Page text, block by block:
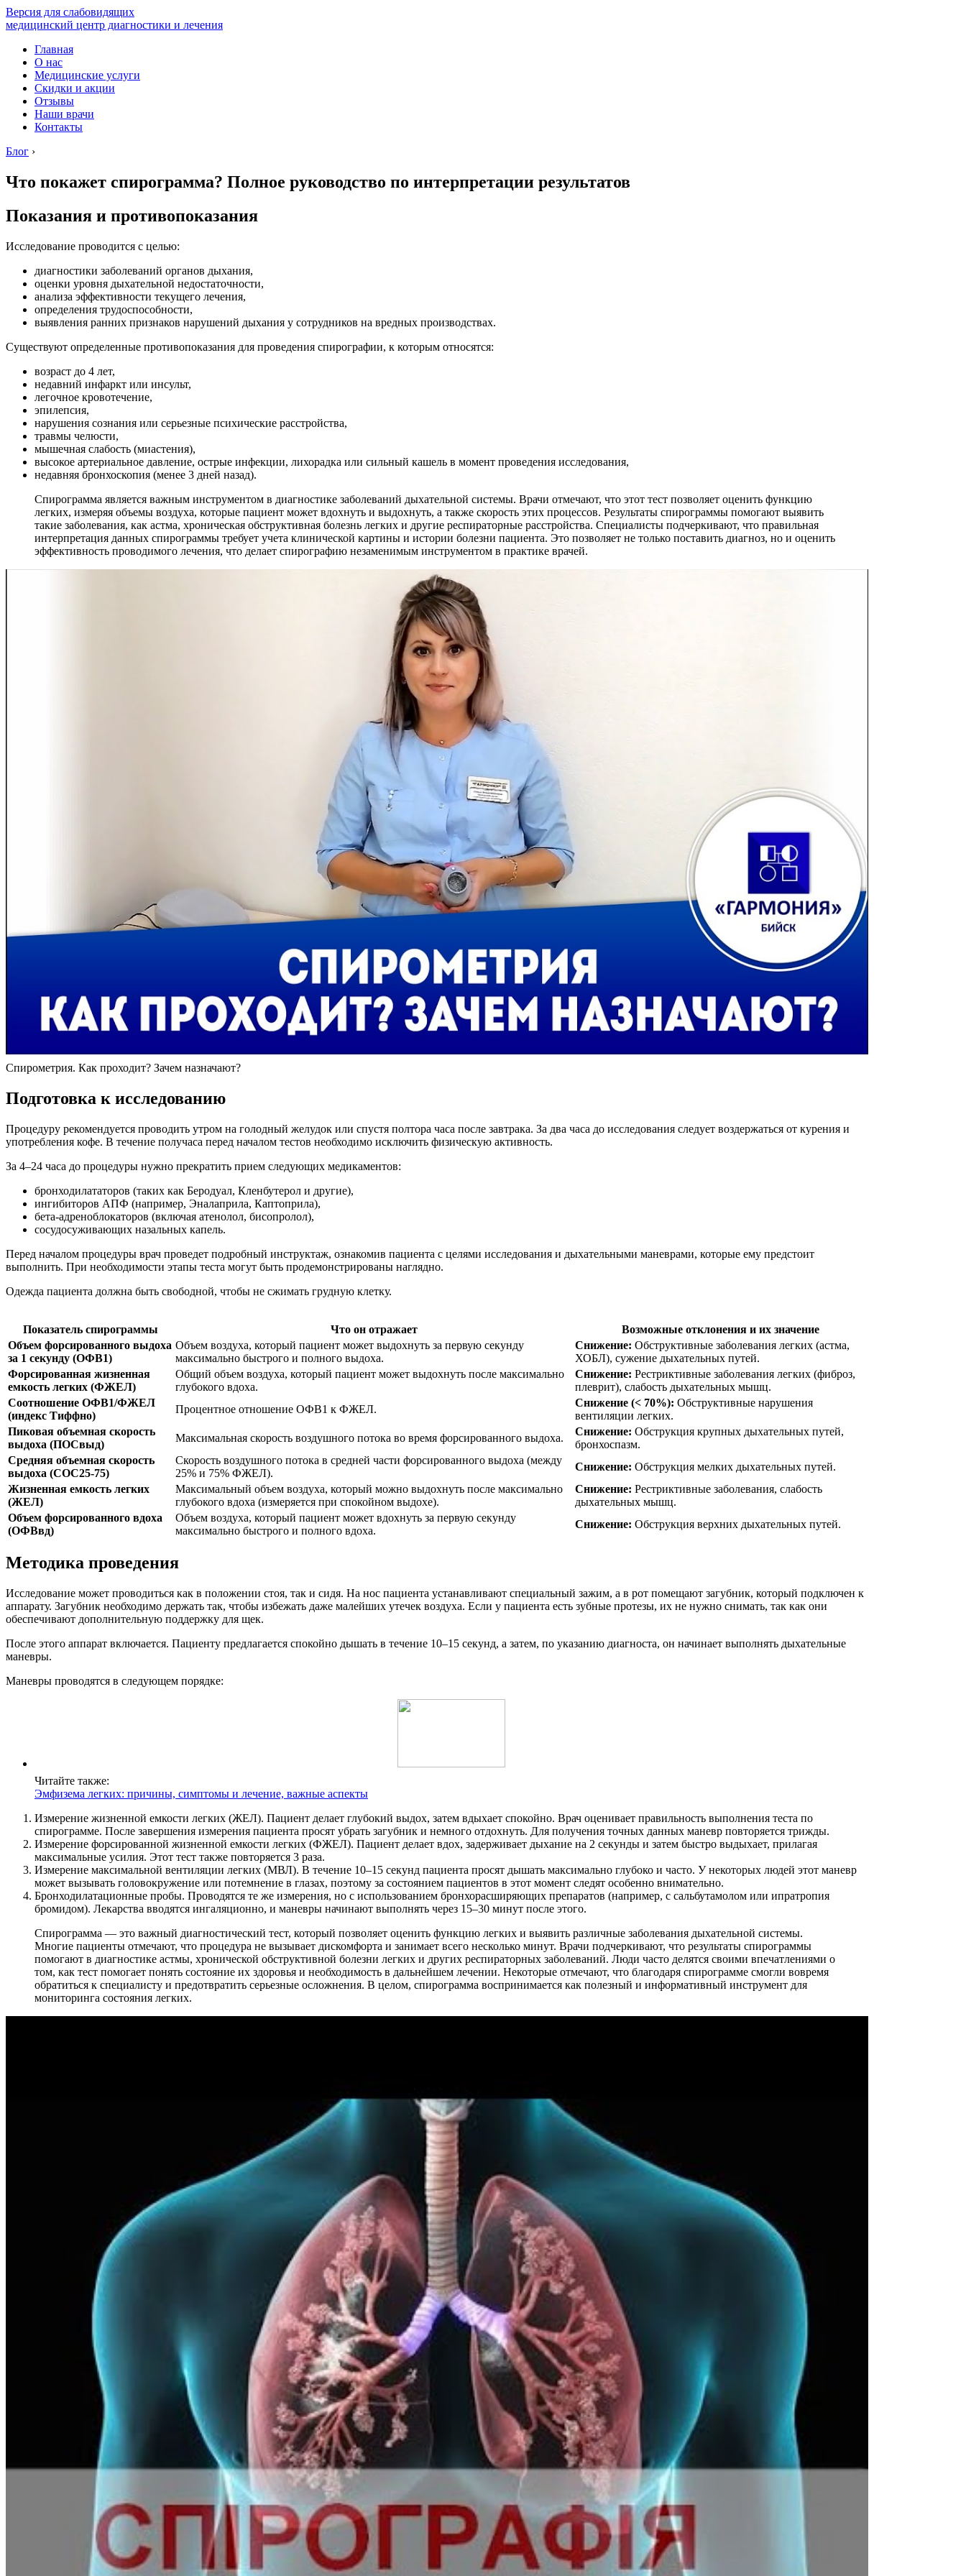
Версия для слабовидящих
медицинский центр диагностики и лечения
Главная
О нас
Медицинские услуги
Скидки и акции
Отзывы
Наши врачи
Контакты
Блог ›
Что покажет спирограмма? Полное руководство по интерпретации результатов
Показания и противопоказания
Исследование проводится с целью:
диагностики заболеваний органов дыхания,
оценки уровня дыхательной недостаточности,
анализа эффективности текущего лечения,
определения трудоспособности,
выявления ранних признаков нарушений дыхания у сотрудников на вредных производствах.
Существуют определенные противопоказания для проведения спирографии, к которым относятся:
возраст до 4 лет,
недавний инфаркт или инсульт,
легочное кровотечение,
эпилепсия,
нарушения сознания или серьезные психические расстройства,
травмы челюсти,
мышечная слабость (миастения),
высокое артериальное давление, острые инфекции, лихорадка или сильный кашель в момент проведения исследования,
недавняя бронхоскопия (менее 3 дней назад).
Спирограмма является важным инструментом в диагностике заболеваний дыхательной системы. Врачи отмечают, что этот тест позволяет оценить функцию
легких, измеряя объемы воздуха, которые пациент может вдохнуть и выдохнуть, а также скорость этих процессов. Результаты спирограммы помогают выявить
такие заболевания, как астма, хроническая обструктивная болезнь легких и другие респираторные расстройства. Специалисты подчеркивают, что правильная
интерпретация данных спирограммы требует учета клинической картины и истории болезни пациента. Это позволяет не только поставить диагноз, но и оценить
эффективность проводимого лечения, что делает спирографию незаменимым инструментом в практике врачей.
Спирометрия. Как проходит? Зачем назначают?
Подготовка к исследованию
Процедуру рекомендуется проводить утром на голодный желудок или спустя полтора часа после завтрака. За два часа до исследования следует воздержаться от курения и
употребления кофе. В течение получаса перед началом тестов необходимо исключить физическую активность.
За 4–24 часа до процедуры нужно прекратить прием следующих медикаментов:
бронходилататоров (таких как Беродуал, Кленбутерол и другие),
ингибиторов АПФ (например, Эналаприла, Каптоприла),
бета-адреноблокаторов (включая атенолол, бисопролол),
сосудосуживающих назальных капель.
Перед началом процедуры врач проведет подробный инструктаж, ознакомив пациента с целями исследования и дыхательными маневрами, которые ему предстоит
выполнить. При необходимости этапы теста могут быть продемонстрированы наглядно.
Одежда пациента должна быть свободной, чтобы не сжимать грудную клетку.
Показатель спирограммы Что он отражает
Возможные отклонения и их значение
Объем форсированного выдоха
за 1 секунду (ОФВ1)
Объем воздуха, который пациент может выдохнуть за первую секунду
максимально быстрого и полного выдоха.
Снижение: Обструктивные заболевания легких (астма,
ХОБЛ), сужение дыхательных путей.
Форсированная жизненная
емкость легких (ФЖЕЛ)
Общий объем воздуха, который пациент может выдохнуть после максимально
глубокого вдоха.
Снижение: Рестриктивные заболевания легких (фиброз,
плеврит), слабость дыхательных мышц.
Соотношение ОФВ1/ФЖЕЛ
(индекс Тиффно)
Процентное отношение ОФВ1 к ФЖЕЛ.
Снижение (< 70%): Обструктивные нарушения
вентиляции легких.
Пиковая объемная скорость
выдоха (ПОСвыд)
Максимальная скорость воздушного потока во время форсированного выдоха.
Снижение: Обструкция крупных дыхательных путей,
бронхоспазм.
Средняя объемная скорость
выдоха (СОС25-75)
Скорость воздушного потока в средней части форсированного выдоха (между
25% и 75% ФЖЕЛ).
Снижение: Обструкция мелких дыхательных путей.
Жизненная емкость легких
(ЖЕЛ)
Максимальный объем воздуха, который можно выдохнуть после максимально
глубокого вдоха (измеряется при спокойном выдохе).
Снижение: Рестриктивные заболевания, слабость
дыхательных мышц.
Объем форсированного вдоха
(ОФВвд)
Объем воздуха, который пациент может вдохнуть за первую секунду
максимально быстрого и полного вдоха.
Снижение: Обструкция верхних дыхательных путей.
Методика проведения
Исследование может проводиться как в положении стоя, так и сидя. На нос пациента устанавливают специальный зажим, а в рот помещают загубник, который подключен к
аппарату. Загубник необходимо держать так, чтобы избежать даже малейших утечек воздуха. Если у пациента есть зубные протезы, их не нужно снимать, так как они
обеспечивают дополнительную поддержку для щек.
После этого аппарат включается. Пациенту предлагается спокойно дышать в течение 10–15 секунд, а затем, по указанию диагноста, он начинает выполнять дыхательные
маневры.
Маневры проводятся в следующем порядке:
Читайте также:
Эмфизема легких: причины, симптомы и лечение, важные аспекты
Измерение жизненной емкости легких (ЖЕЛ). Пациент делает глубокий выдох, затем вдыхает спокойно. Врач оценивает правильность выполнения теста по
спирограмме. После завершения измерения пациента просят убрать загубник и немного отдохнуть. Для получения точных данных маневр повторяется трижды.
Измерение форсированной жизненной емкости легких (ФЖЕЛ). Пациент делает вдох, задерживает дыхание на 2 секунды и затем быстро выдыхает, прилагая
максимальные усилия. Этот тест также повторяется 3 раза.
Измерение максимальной вентиляции легких (МВЛ). В течение 10–15 секунд пациента просят дышать максимально глубоко и часто. У некоторых людей этот маневр
может вызывать головокружение или потемнение в глазах, поэтому за состоянием пациентов в этот момент следят особенно внимательно.
Бронходилатационные пробы. Проводятся те же измерения, но с использованием бронхорасширяющих препаратов (например, с сальбутамолом или ипратропия
бромидом). Лекарства вводятся ингаляционно, и маневры начинают выполнять через 15–30 минут после этого.
Спирограмма — это важный диагностический тест, который позволяет оценить функцию легких и выявить различные заболевания дыхательной системы.
Многие пациенты отмечают, что процедура не вызывает дискомфорта и занимает всего несколько минут. Врачи подчеркивают, что результаты спирограммы
помогают в диагностике астмы, хронической обструктивной болезни легких и других респираторных заболеваний. Люди часто делятся своими впечатлениями о
том, как тест помогает понять состояние их здоровья и необходимость в дальнейшем лечении. Некоторые отмечают, что благодаря спирограмме смогли вовремя
обратиться к специалисту и предотвратить серьезные осложнения. В целом, спирограмма воспринимается как полезный и информативный инструмент для
мониторинга состояния легких.